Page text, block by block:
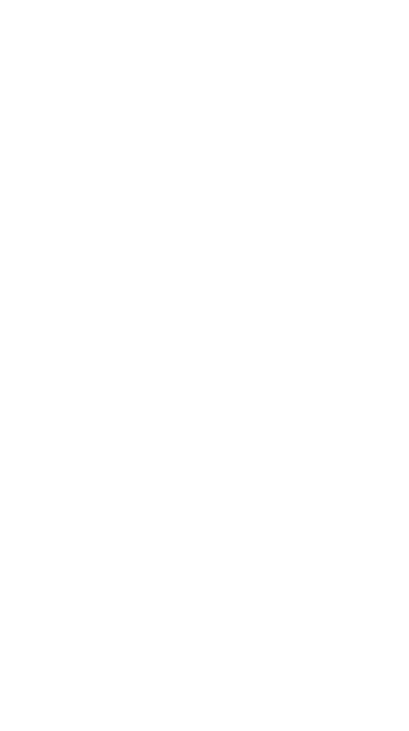
York » de Thierry Coljon